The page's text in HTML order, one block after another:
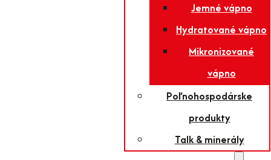
Jemné vápno
Hydratované vápno
Mikronizované
vápno
Poľnohospodárske
produkty
Talk & minerály